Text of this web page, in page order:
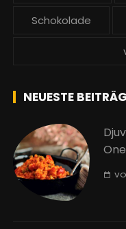
Schokolade
NEUESTE